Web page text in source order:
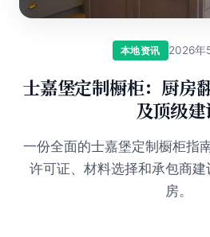
本地资讯 2026年
士嘉堡定制橱柜：厨房
及顶级建
一份全面的士嘉堡定制橱柜指
许可证、材料选择和承包商
房。